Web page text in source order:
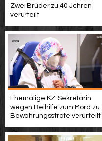
Zwei Brüder zu 40 Jahren
verurteilt
Ehemalige KZ-Sekretärin
wegen Beihilfe zum Mord zu
Bewährungsstrafe verurteilt